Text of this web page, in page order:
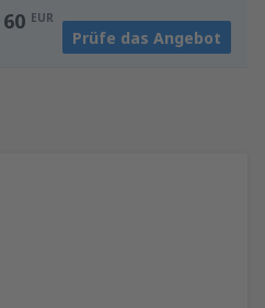
60 EUR
Prüfe das Angebot